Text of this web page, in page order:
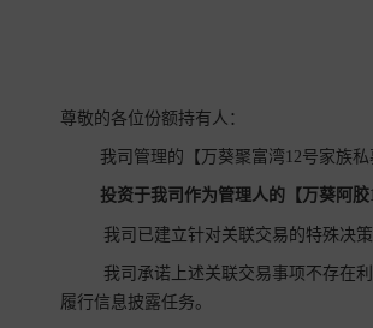
尊敬的各位份额持有人：
我司管理的【万葵聚富湾12号家族
投资于我司作为管理人的【万葵阿
我司已建立针对关联交易的特殊决
我司承诺上述关联交易事项不存在
履行信息披露任务。